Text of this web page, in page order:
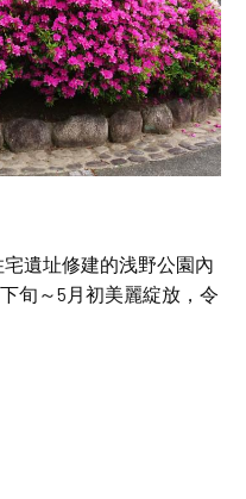
遺址修建的浅野公園內
旬～5月初美麗綻放，令